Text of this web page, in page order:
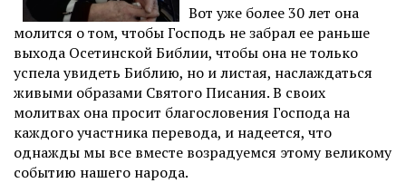
Вот уже более 30 лет она
молится о том, чтобы Господь не забрал ее раньше
выхода Осетинской Библии, чтобы она не только
успела увидеть Библию, но и листая, наслаждаться
живыми образами Святого Писания. В своих
молитвах она просит благословения Господа на
каждого участника перевода, и надеется, что
однажды мы все вместе возрадуемся этому великому
событию нашего народа.